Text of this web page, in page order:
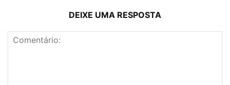
DEIXE UMA RESPOSTA